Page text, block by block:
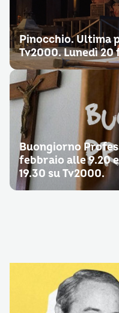
Pinocchio. Ultima
Tv2000. Lunedì 20
Buongiorno
febbraio alle 9.20
19.30 su Tv2000.